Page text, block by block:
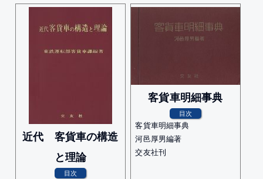
近代 客貨車の構造
と理論
目次
客貨車明細事典
目次
客貨車明細事典
河邑厚男編著
交友社刊